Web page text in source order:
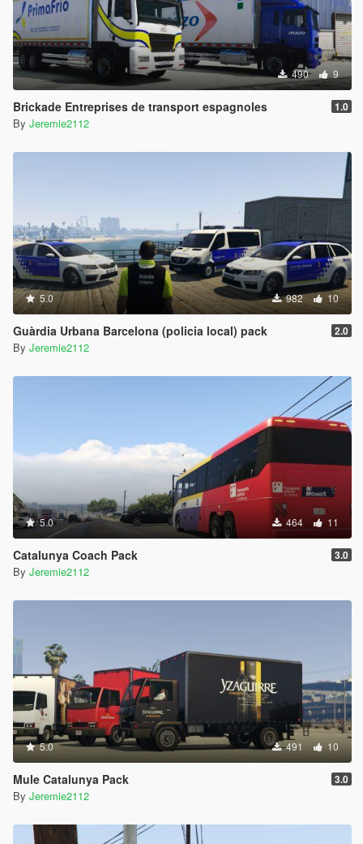
490 9
Brickade Entreprises de transport espagnoles 1.0
By Jeremie2112
5.0 982 10
Guàrdia Urbana Barcelona (policia local) pack 2.0
By Jeremie2112
5.0 464 11
Catalunya Coach Pack 3.0
By Jeremie2112
5.0 491 10
Mule Catalunya Pack 3.0
By Jeremie2112